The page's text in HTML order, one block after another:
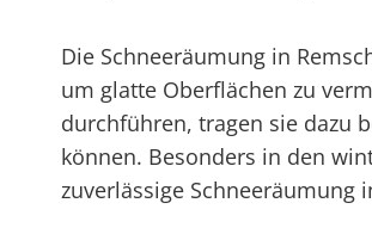
Die Schneeräumung in
um glatte Oberflächen zu
durchführen, tragen sie dazu
können. Besonders in den
zuverlässige